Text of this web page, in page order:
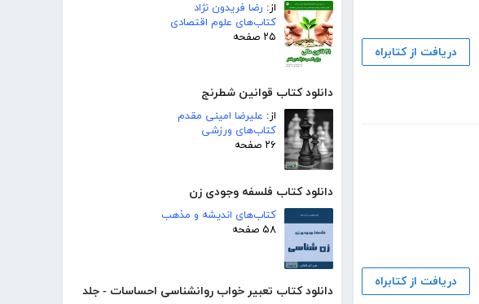
از: رضا فریدون نژاد
کتاب‌های علوم اقتصادی
۲۵ صفحه
دانلود کتاب قوانین شطرنج
از: علیرضا امینی مقدم
کتاب‌های ورزشی
۲۶ صفحه
دانلود کتاب فلسفه وجودی زن
کتاب‌های اندیشه و مذهب
۵۸ صفحه
دانلود کتاب تعبیر خواب روانشناسی احساسات - جلد
دریافت از کتابراه
دریافت از کتابراه